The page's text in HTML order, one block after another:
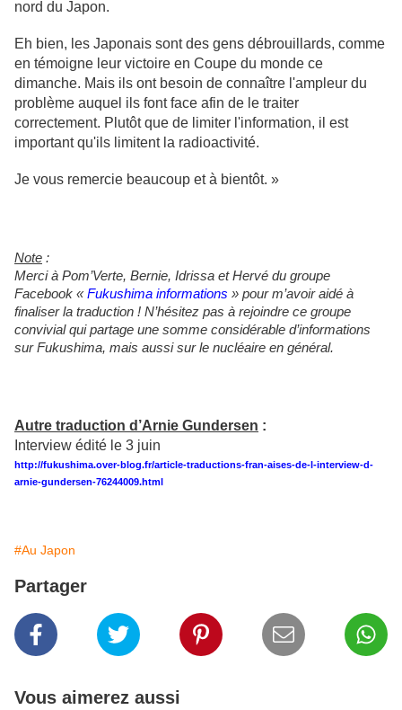
nord du Japon.
Eh bien, les Japonais sont des gens débrouillards, comme
en témoigne leur victoire en Coupe du monde ce
dimanche. Mais ils ont besoin de connaître l'ampleur du
problème auquel ils font face afin de le traiter
correctement. Plutôt que de limiter l'information, il est
important qu'ils limitent la radioactivité.
Je vous remercie beaucoup et à bientôt. »
Note :
Merci à Pom’Verte, Bernie, Idrissa et Hervé du groupe
Facebook « Fukushima informations » pour m’avoir aidé à
finaliser la traduction ! N’hésitez pas à rejoindre ce groupe
convivial qui partage une somme considérable d’informations
sur Fukushima, mais aussi sur le nucléaire en général.
Autre traduction d’Arnie Gundersen :
Interview édité le 3 juin
http://fukushima.over-blog.fr/article-traductions-fran-aises-de-l-interview-d-
arnie-gundersen-76244009.html
#Au Japon
Partager
Vous aimerez aussi